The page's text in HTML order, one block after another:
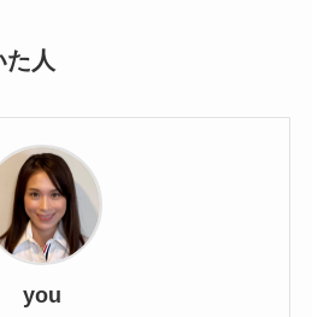
人
you